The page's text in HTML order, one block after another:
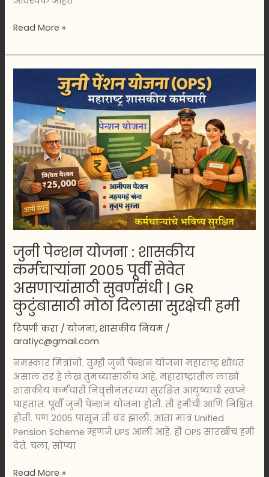
Read More »
जुनी पेन्शन योजना : शासकीय
कर्मचाऱ्यांना 2005 पूर्वी सेवेत
असणाऱ्यांसाठी सुवर्णसंधी | GR
कुटुंबासाठी मोठा दिलासा सुरक्षेची हमी
टिपणी करा /योजना,शासकीय नियम /
aratiyc@gmail.com
नमस्कार मित्रांनो. तुम्ही जुनी पेन्शन योजना महाराष्ट्र शोधत
असाल तर हे लेख तुमच्यासाठीच आहे. महाराष्ट्रातील लाखो
शासकीय कर्मचारी निवृत्तीनंतरच्या सुरक्षित आयुष्याची स्वप्ने
पाहतात. पूर्वी जुनी पेन्शन योजना होती. ती हमीची आणि निश्चिंत
होती. पण २००५ पासून ती बंद झाली. आता मात्र Unified
Pension Scheme म्हणजे UPS आली आहे. ही OPS सारखीच हमी
देते. चला, सोप्या
योजना
शासकीय
कर्मचाऱ्यांना
2005
पूर्वी
सेवेत
असणाऱ्यांसाठी
सुवर्णसंधी
|
कुटुंबासाठी
मोठा
दिलासा
सुरक्षेची
हमी
Read More »